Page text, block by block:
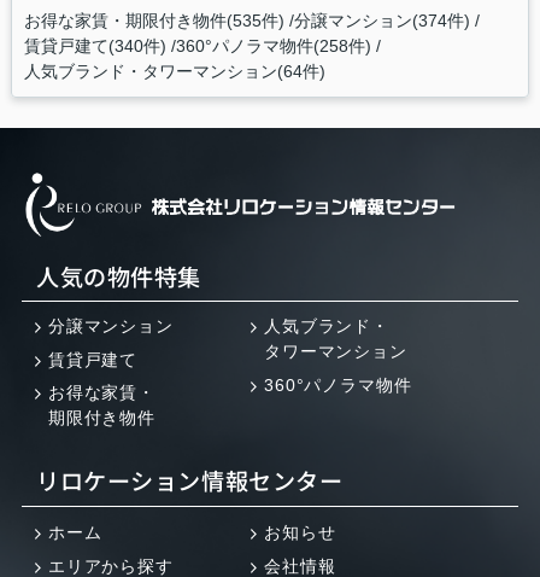
お得な家賃・期限付き物件(535件) 分譲マンション(374件)
賃貸戸建て(340件) 360°パノラマ物件(258件)
人気ブランド・タワーマンション(64件)
人気の物件特集
分譲マンション
賃貸戸建て
お得な家賃・
期限付き物件
人気ブランド・
タワーマンション
360°パノラマ物件
リロケーション情報センター
ホーム
エリアから探す
お知らせ
会社情報